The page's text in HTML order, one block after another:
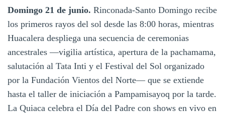
Domingo 21 de junio. Rinconada-Santo Domingo recibe
los primeros rayos del sol desde las 8:00 horas, mientras
Huacalera despliega una secuencia de ceremonias
ancestrales —vigilia artística, apertura de la pachamama,
salutación al Tata Inti y el Festival del Sol organizado
por la Fundación Vientos del Norte— que se extiende
hasta el taller de iniciación a Pampamisayoq por la tarde.
La Quiaca celebra el Día del Padre con shows en vivo en